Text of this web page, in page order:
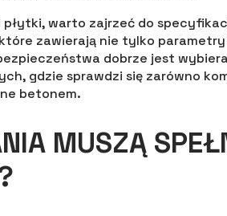
płytki, warto zajrzeć do
zawierają nie tylko
dobrze jest
gdzie sprawdzi się zarówno
betonem.
MUSZĄ